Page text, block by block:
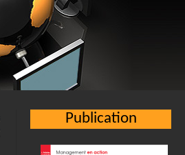
Publication